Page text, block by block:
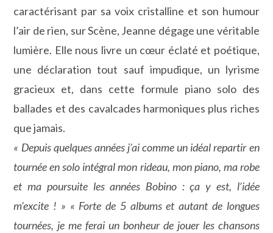
caractérisant par sa voix cristalline et son humour
l’air de rien, sur Scène, Jeanne dégage une véritable
lumière. Elle nous livre un cœur éclaté et poétique,
une déclaration tout sauf impudique, un lyrisme
gracieux et, dans cette formule piano solo des
ballades et des cavalcades harmoniques plus riches
que jamais.
« Depuis quelques années j’ai comme un idéal repartir en
tournée en solo intégral mon rideau, mon piano, ma robe
et ma poursuite les années Bobino : ça y est, l’idée
m’excite ! » « Forte de 5 albums et autant de longues
tournées, je me ferai un bonheur de jouer les chansons